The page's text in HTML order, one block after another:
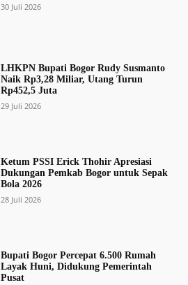
30 Juli 2026
LHKPN Bupati Bogor Rudy Susmanto
Naik Rp3,28 Miliar, Utang Turun
Rp452,5 Juta
29 Juli 2026
Ketum PSSI Erick Thohir Apresiasi
Dukungan Pemkab Bogor untuk Sepak
Bola 2026
28 Juli 2026
Bupati Bogor Percepat 6.500 Rumah
Layak Huni, Didukung Pemerintah
Pusat